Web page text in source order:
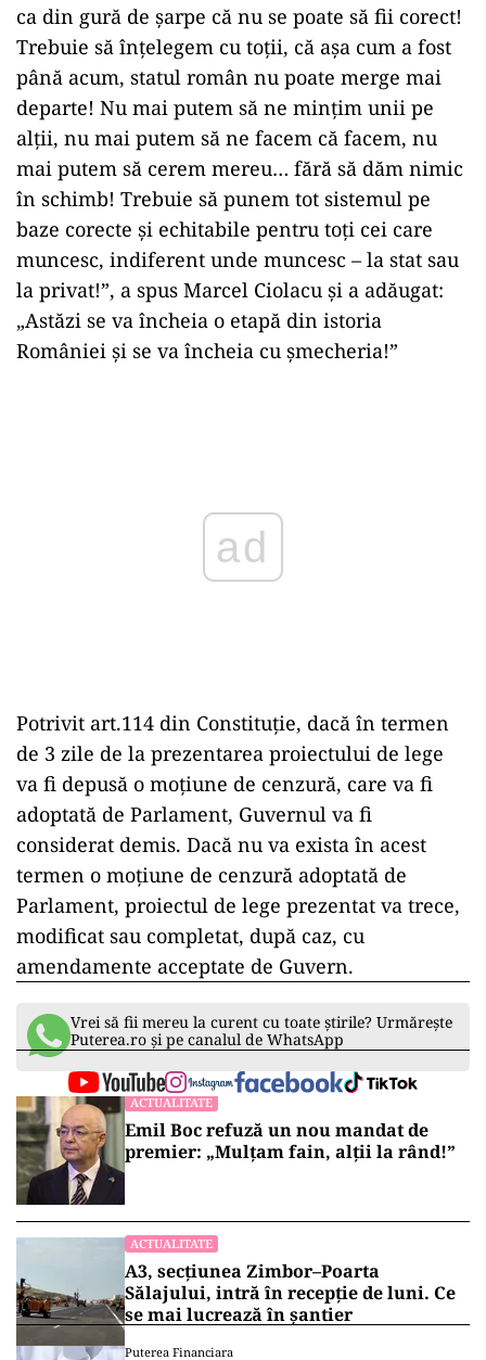
ca din gură de șarpe că nu se poate să fii corect!
Trebuie să înțelegem cu toții, că așa cum a fost
până acum, statul român nu poate merge mai
departe! Nu mai putem să ne mințim unii pe
alții, nu mai putem să ne facem că facem, nu
mai putem să cerem mereu… fără să dăm nimic
în schimb! Trebuie să punem tot sistemul pe
baze corecte și echitabile pentru toți cei care
muncesc, indiferent unde muncesc – la stat sau
la privat!”, a spus Marcel Ciolacu și a adăugat:
„Astăzi se va încheia o etapă din istoria
României și se va încheia cu șmecheria!”
ad
Potrivit art.114 din Constituţie, dacă în termen
de 3 zile de la prezentarea proiectului de lege
va fi depusă o moţiune de cenzură, care va fi
adoptată de Parlament, Guvernul va fi
considerat demis. Dacă nu va exista în acest
termen o moţiune de cenzură adoptată de
Parlament, proiectul de lege prezentat va trece,
modificat sau completat, după caz, cu
amendamente acceptate de Guvern.
Vrei să fii mereu la curent cu toate știrile? Urmărește
Puterea.ro și pe canalul de WhatsApp
ACTUALITATE
Emil Boc refuză un nou mandat de
premier: „Mulțam fain, alții la rând!”
ACTUALITATE
A3, secțiunea Zimbor–Poarta
Sălajului, intră în recepție de luni. Ce
se mai lucrează în șantier
Puterea Financiara